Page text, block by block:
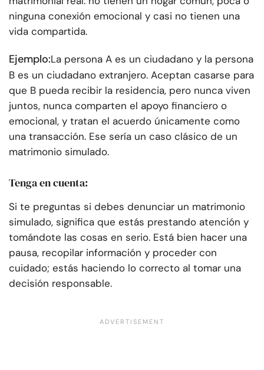
ninguna conexión emocional y casi no tienen una
vida compartida.
Ejemplo:La persona A es un ciudadano y la persona
B es un ciudadano extranjero. Aceptan casarse para
que B pueda recibir la residencia, pero nunca viven
juntos, nunca comparten el apoyo financiero o
emocional, y tratan el acuerdo únicamente como
una transacción. Ese sería un caso clásico de un
matrimonio simulado.
Tenga en cuenta:
Si te preguntas si debes denunciar un matrimonio
simulado, significa que estás prestando atención y
tomándote las cosas en serio. Está bien hacer una
pausa, recopilar información y proceder con
cuidado; estás haciendo lo correcto al tomar una
decisión responsable.